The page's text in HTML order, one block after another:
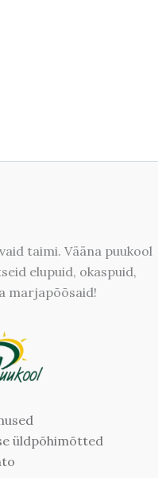
taimi. Vääna puukool
elupuid, okaspuid,
marjapõõsaid!
üldpõhimõtted